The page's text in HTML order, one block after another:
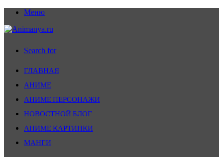
Меню
Search for
ГЛАВНАЯ
АНИМЕ
АНИМЕ ПЕРСОНАЖИ
НОВОСТНОЙ БЛОГ
АНИМЕ КАРТИНКИ
МАНГИ